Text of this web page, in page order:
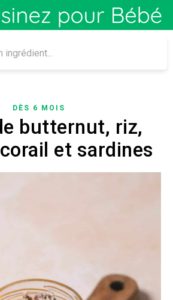
DÈS 6 MOIS
butternut, riz,
et sardines